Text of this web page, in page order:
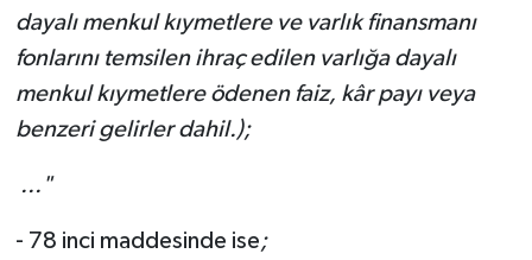
dayalı menkul kıymetlere ve varlık finansmanı
fonlarını temsilen ihraç edilen varlığa dayalı
menkul kıymetlere ödenen faiz, kâr payı veya
benzeri gelirler dahil.);
..."
- 78 inci maddesinde ise;